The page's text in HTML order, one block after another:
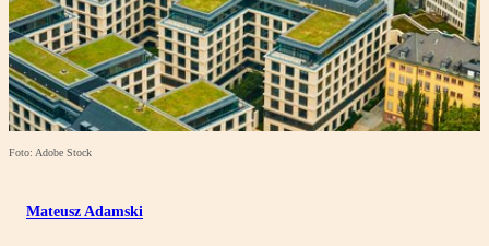
Foto: Adobe Stock
Mateusz Adamski